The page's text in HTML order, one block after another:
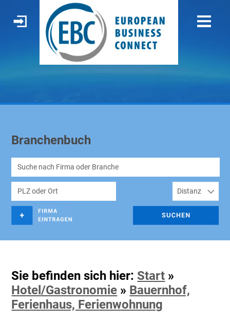
Branchenbuch
Sie befinden sich hier: Start »
Hotel/Gastronomie » Bauernhof,
Ferienhaus, Ferienwohnung